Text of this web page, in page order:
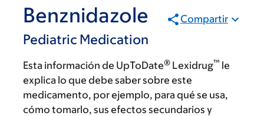
Benznidazole
Pediatric Medication
Compartir
Esta información de UpToDate® Lexidrug™ le
explica lo que debe saber sobre este
medicamento, por ejemplo, para qué se usa,
cómo tomarlo, sus efectos secundarios y